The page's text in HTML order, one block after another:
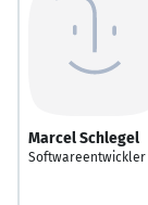
Marcel Schlegel
Softwareentwickler